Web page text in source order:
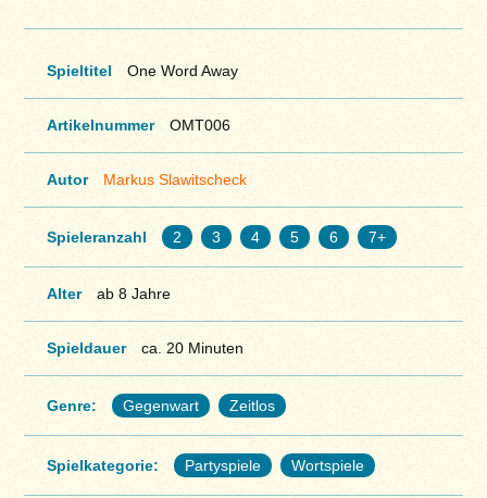
Spieltitel One Word Away
Artikelnummer OMT006
Autor Markus Slawitscheck
Spieleranzahl 2 3 4 5 6 7+
Alter ab 8 Jahre
Spieldauer ca. 20 Minuten
Genre: Gegenwart Zeitlos
Spielkategorie: Partyspiele Wortspiele